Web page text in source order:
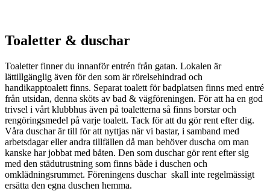
Toaletter & duschar
Toaletter finner du innanför entrén från gatan. Lokalen är
lättillgänglig även för den som är rörelsehindrad och
handikapptoalett finns. Separat toalett för badplatsen finns med entré
från utsidan, denna sköts av bad & vägföreningen. För att ha en god
trivsel i vårt klubbhus även på toaletterna så finns borstar och
rengöringsmedel på varje toalett. Tack för att du gör rent efter dig.
Våra duschar är till för att nyttjas när vi bastar, i samband med
arbetsdagar eller andra tillfällen då man behöver duscha om man
kanske har jobbat med båten. Den som duschar gör rent efter sig
med den städutrustning som finns både i duschen och
omklädningsrummet. Föreningens duschar skall inte regelmässigt
ersätta den egna duschen hemma.